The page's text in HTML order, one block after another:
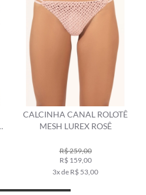
CALCINHA LACINHO MINI
MIRACLE UP MESH LUREX
R$ 298,00
R$ 179,00
3x de R$ 59,67